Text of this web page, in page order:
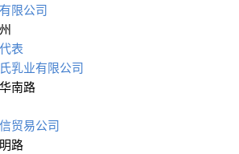
限公司
表
乳业有限公司
南路
贸易公司
路